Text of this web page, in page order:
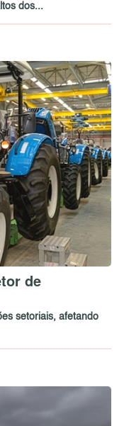
dos...
de
setoriais, afetando